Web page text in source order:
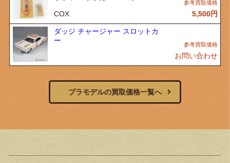
COX 5,500円
ダッジ チャージャー スロットカ
ー
お問い合わせ
プラモデルの買取価格一覧へ